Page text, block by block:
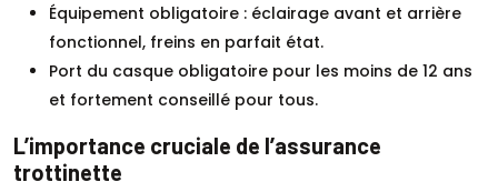
Équipement obligatoire : éclairage avant et arrière
fonctionnel, freins en parfait état.
Port du casque obligatoire pour les moins de 12 ans
et fortement conseillé pour tous.
L’importance cruciale de l’assurance
trottinette